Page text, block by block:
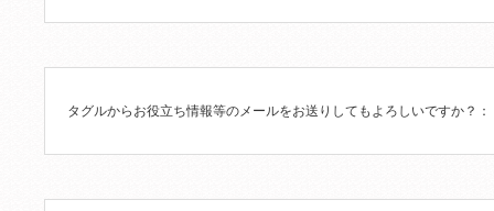
タグルからお役立ち情報等のメールをお送りしてもよろしいですか？ ：